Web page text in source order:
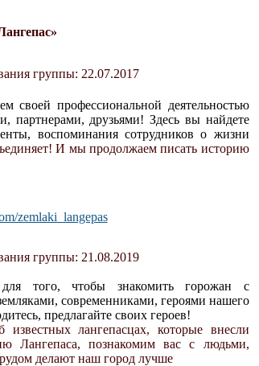
группы: 22.07.2017
профессиональной деятельностью
партнерами, друзьями! Здесь вы найдете
воспоминания сотрудников о жизни
И мы продолжаем писать историю
zemlaki_langepas
группы: 21.08.2019
того, чтобы знакомить горожан с
современниками, героями нашего
предлагайте своих героев!
лангепасцах, которые внесли
Лангепаса, познакомим вас с людьми,
делают наш город лучше